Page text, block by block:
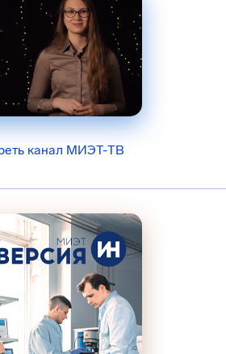
канал МИЭТ-ТВ